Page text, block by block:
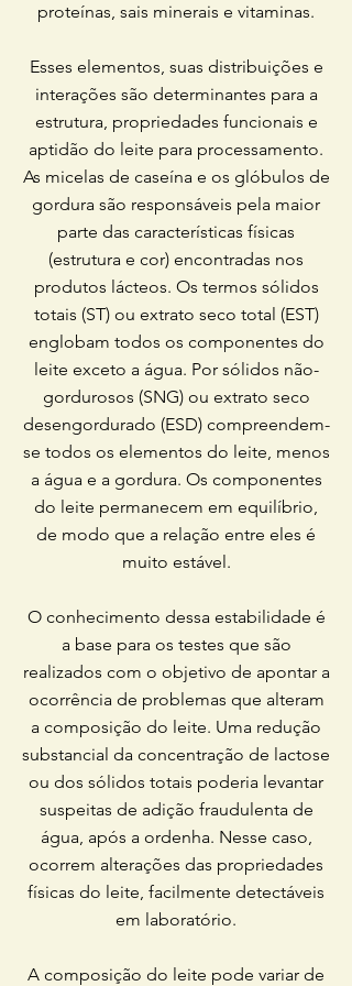
proteínas, sais minerais e vitaminas.
Esses elementos, suas distribuições e
interações são determinantes para a
estrutura, propriedades funcionais e
aptidão do leite para processamento.
As micelas de caseína e os glóbulos de
gordura são responsáveis pela maior
parte das características físicas
(estrutura e cor) encontradas nos
produtos lácteos. Os termos sólidos
totais (ST) ou extrato seco total (EST)
englobam todos os componentes do
leite exceto a água. Por sólidos não-
gordurosos (SNG) ou extrato seco
desengordurado (ESD) compreendem-
se todos os elementos do leite, menos
a água e a gordura. Os componentes
do leite permanecem em equilíbrio,
de modo que a relação entre eles é
muito estável.
O conhecimento dessa estabilidade é
a base para os testes que são
realizados com o objetivo de apontar a
ocorrência de problemas que alteram
a composição do leite. Uma redução
substancial da concentração de lactose
ou dos sólidos totais poderia levantar
suspeitas de adição fraudulenta de
água, após a ordenha. Nesse caso,
ocorrem alterações das propriedades
físicas do leite, facilmente detectáveis
em laboratório.
A composição do leite pode variar de